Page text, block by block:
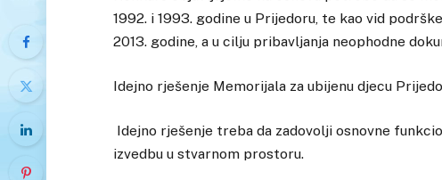
1992. i 1993. godine u Prijedoru, te kao vid
2013. godine, a u cilju pribavljanja neophodne
Idejno rješenje Memorijala za ubijenu djecu
Idejno rješenje treba da zadovolji osnovne
izvedbu u stvarnom prostoru.